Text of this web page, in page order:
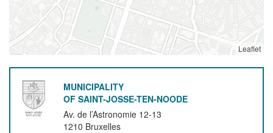
Leaflet
MUNICIPALITY
OF SAINT-JOSSE-TEN-NOODE
Av. de l’Astronomie 12-13
1210 Bruxelles